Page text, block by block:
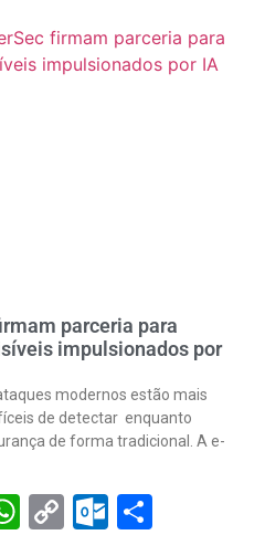
parceria para
impulsionados por
modernos estão mais
de detectar enquanto
de forma tradicional. A e-
WhatsApp
Copy